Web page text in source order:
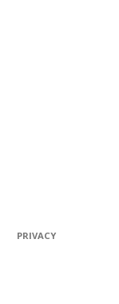
PRIVACY